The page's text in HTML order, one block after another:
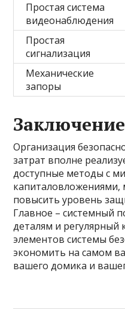
Простая система
видеонаблюдения
Простая
сигнализация
Механические
запоры
Заключение
Организация
затрат вполне
доступные методы с
капиталовложениями,
повысить уровень
Главное – системный
деталям и регулярный
элементов системы
экономить на самом
вашего домика и